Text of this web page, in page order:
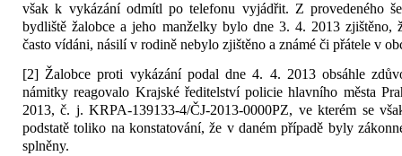
však k vykázání odmítl po telefonu vyjádřit. Z provedeného
bydliště žalobce a jeho manželky bylo dne 3. 4. 2013 zjištěno,
často vídáni, násilí v rodině nebylo zjištěno a známé či přátele v
[2] Žalobce proti vykázání podal dne 4. 4. 2013 obsáhle
námitky reagovalo Krajské ředitelství policie hlavního města
2013, č. j. KRPA-139133-4/ČJ-2013-0000PZ, ve kterém se
podstatě toliko na konstatování, že v daném případě byly
splněny.